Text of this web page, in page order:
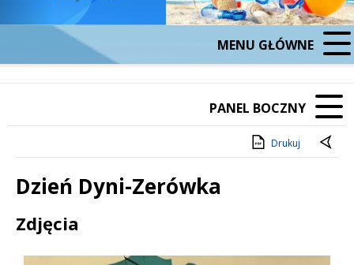
MENU GŁÓWNE
PANEL BOCZNY
Drukuj
Dzień Dyni-Zerówka
Treść
Zdjęcia